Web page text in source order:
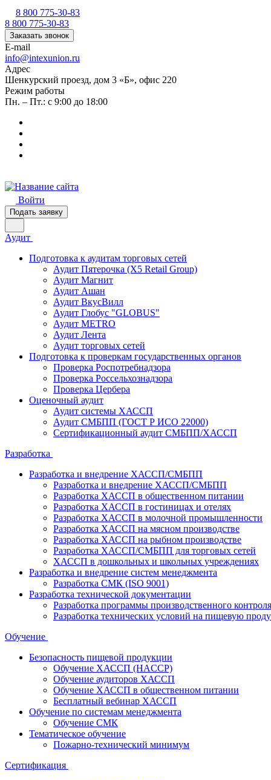
8 800 775-30-83
8 800 775-30-83
Заказать звонок
E-mail
info@intexunion.ru
Адрес
Шенкурский проезд, дом 3 «Б», офис 220
Режим работы
Пн. – Пт.: с 9:00 до 18:00
Войти
Подать заявку
Аудит
Подготовка к аудитам торговых сетей
Аудит Пятерочка (X5 Retail Group)
Аудит Магнит
Аудит Ашан
Аудит ВкусВилл
Аудит Глобус "GLOBUS"
Аудит METRO
Аудит Лента
Аудит торговых сетей
Подготовка к проверкам государственных органов
Проверка Роспотребнадзора
Проверка Россельхознадзора
Проверка Цербера
Оценочный аудит
Аудит системы ХАССП
Аудит СМБПП (ГОСТ Р ИСО 22000)
Сертификационный аудит СМБПП/ХАССП
Разработка
Разработка и внедрение ХАССП/СМБПП
Разработка и внедрение ХАССП/СМБПП
Разработка ХАССП в общественном питании
Разработка ХАССП в гостиницах и отелях
Разработка ХАССП в молочной промышленности
Разработка ХАССП на мясном производстве
Разработка ХАССП на рыбном производстве
Разработка ХАССП/СМБПП для торговых сетей
ХАССП в дошкольных и школьных учреждениях
Разработка и внедрение систем менеджмента
Разработка СМК (ISO 9001)
Разработка технической документации
Разработка программы производственного
Разработка технических условий на пищевую
Обучение
Безопасность пищевой продукции
Обучение ХАССП (HACCP)
Обучение аудиторов ХАССП
Обучение ХАССП в общественном питании
Бесплатный вебинар ХАССП
Обучение по системам менеджмента
Обучение СМК
Тематическое обучение
Пожарно-технический минимум
Сертификация